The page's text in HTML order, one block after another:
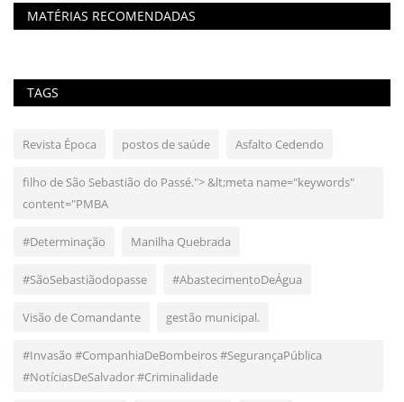
MATÉRIAS RECOMENDADAS
TAGS
Revista Época postos de saúde Asfalto Cedendo
filho de São Sebastião do Passé."> &lt;meta name="keywords"
content="PMBA
#Determinação Manilha Quebrada
#SãoSebastiãodopasse #AbastecimentoDeÁgua
Visão de Comandante gestão municipal.
#Invasão #CompanhiaDeBombeiros #SegurançaPública
#NotíciasDeSalvador #Criminalidade